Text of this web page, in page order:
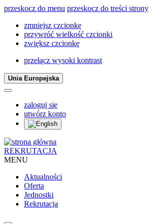
przeskocz do menu przeskocz do treści strony
zmniejsz czcionkę
przywróć wielkość czcionki
zwiększ czcionkę
przełącz wysoki kontrast
Unia Europejska
zaloguj się
utwórz konto
REKRUTACJA
MENU
Aktualności
Oferta
Jednostki
Rekrutacja